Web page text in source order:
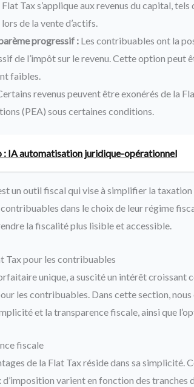
Tax s’applique aux revenus du capital,
de la vente d’actifs.
progressif :Les contribuables ont la
de l’impôt sur le revenu. Cette option peut
faibles.
revenus peuvent être exonérés de la
(PEA) sous certaines conditions.
: IA automatisation juridique-opérationnel
un outil fiscal qui vise à simplifier la
dans le choix de leur régime
la fiscalité plus lisible et accessible.
Tax pour les contribuables
unique, a suscité un intérêt croissant
les contribuables. Dans cette section,
et la transparence fiscale, ainsi que
fiscale
de la Flat Tax réside dans sa simplicité.
varient en fonction des tranches